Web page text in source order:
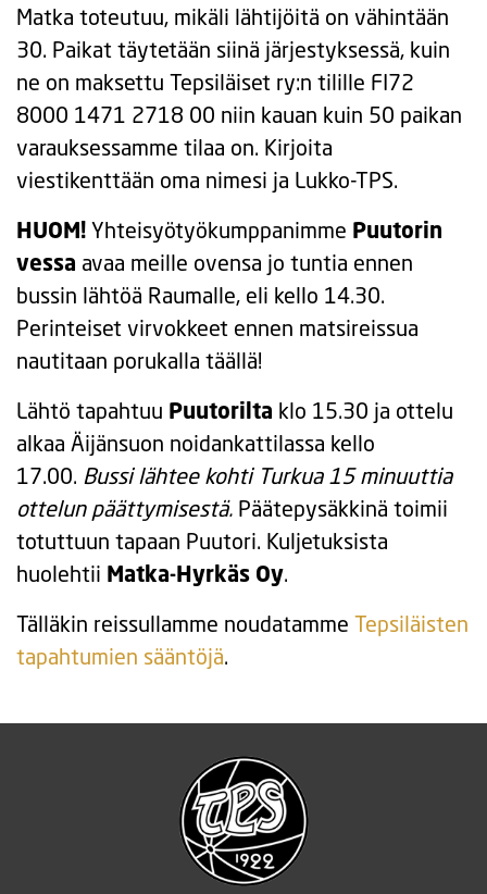
Matka toteutuu, mikäli lähtijöitä on vähintään
30. Paikat täytetään siinä järjestyksessä, kuin
ne on maksettu Tepsiläiset ry:n tilille FI72
8000 1471 2718 00 niin kauan kuin 50 paikan
varauksessamme tilaa on. Kirjoita
viestikenttään oma nimesi ja Lukko-TPS.
HUOM!Yhteisyötyökumppanimme Puutorin
vessa avaa meille ovensa jo tuntia ennen
bussin lähtöä Raumalle, eli kello 14.30.
Perinteiset virvokkeet ennen matsireissua
nautitaan porukalla täällä!
Lähtö tapahtuu Puutorilta klo 15.30 ja ottelu
alkaa Äijänsuon noidankattilassa kello
17.00. Bussi lähtee kohti Turkua 15 minuuttia
ottelun päättymisestä. Päätepysäkkinä toimii
totuttuun tapaan Puutori. Kuljetuksista
huolehtii Matka-Hyrkäs Oy.
Tälläkin reissullamme noudatamme Tepsiläisten
tapahtumien sääntöjä.